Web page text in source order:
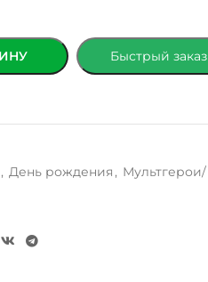
Быстрый заказ
, День рождения , Мультгерои/